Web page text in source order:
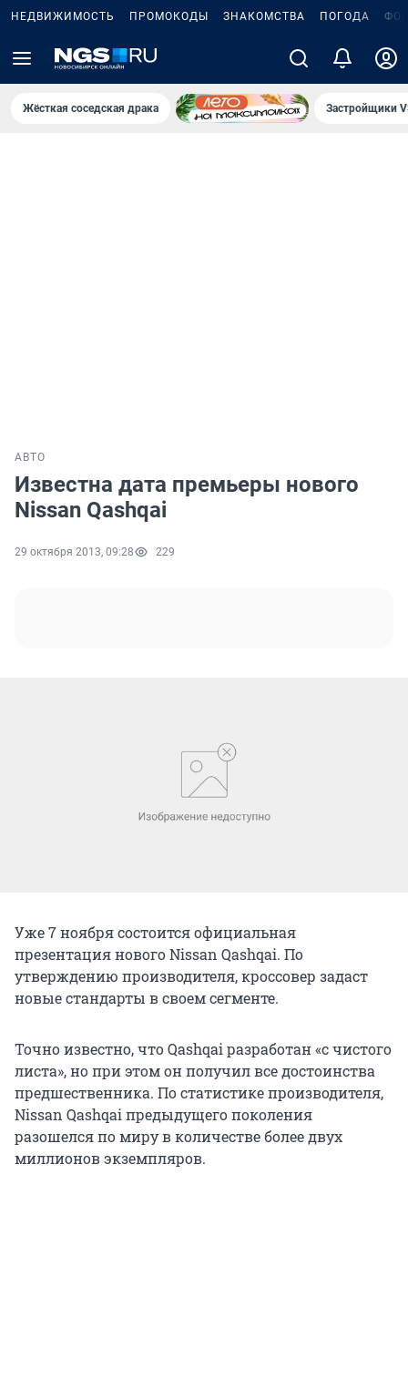
НЕДВИЖИМОСТЬ ПРОМОКОДЫ ЗНАКОМСТВА ПОГОДА
Жёсткая соседская драка Застройщики
АВТО
Известна дата премьеры нового
Nissan Qashqai
29 октября 2013, 09:28 229
Уже 7 ноября состоится официальная
презентация нового Nissan Qashqai. По
утверждению производителя, кроссовер задаст
новые стандарты в своем сегменте.
Точно известно, что Qashqai разработан «с чистого
листа», но при этом он получил все достоинства
предшественника. По статистике производителя,
Nissan Qashqai предыдущего поколения
разошелся по миру в количестве более двух
миллионов экземпляров.